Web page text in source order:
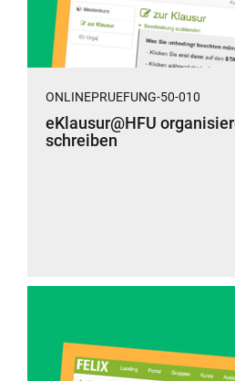
ONLINEPRUEFUNG-50-010
eKlausur@HFU
schreiben